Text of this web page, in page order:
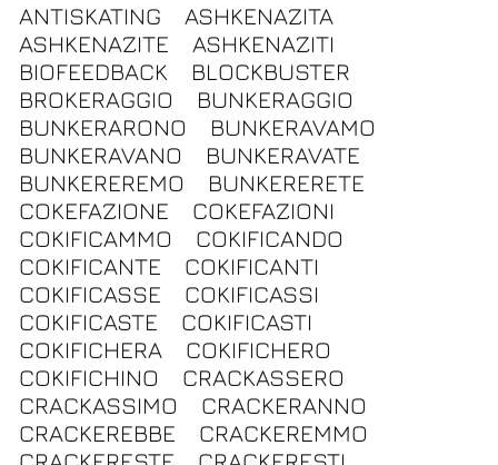
ANTISKATING
ASHKENAZITA
ASHKENAZITE
ASHKENAZITI
BIOFEEDBACK
BLOCKBUSTER
BROKERAGGIO
BUNKERAGGIO
BUNKERARONO
BUNKERAVAMO
BUNKERAVANO
BUNKERAVATE
BUNKEREREMO
BUNKERERETE
COKEFAZIONE
COKEFAZIONI
COKIFICAMMO
COKIFICANDO
COKIFICANTE
COKIFICANTI
COKIFICASSE
COKIFICASSI
COKIFICASTE
COKIFICASTI
COKIFICHERA
COKIFICHERO
COKIFICHINO
CRACKASSERO
CRACKASSIMO
CRACKERANNO
CRACKEREBBE
CRACKEREMMO